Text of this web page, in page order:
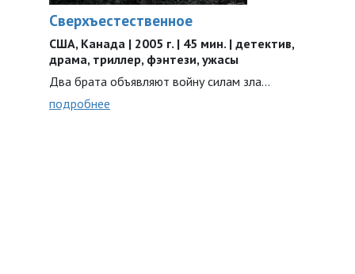
Сверхъестественное
США, Канада | 2005 г. | 45 мин. | детектив,
драма, триллер, фэнтези, ужасы
Два брата объявляют войну силам зла…
подробнее